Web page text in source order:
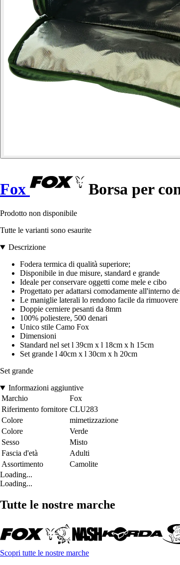
Fox Borsa per
Prodotto non disponibile
Tutte le varianti sono esaurite
Descrizione
Fodera termica di qualità superiore;
Disponibile in due misure, standard e grande
Ideale per conservare oggetti come mele e cibo
Progettato per adattarsi comodamente all'interno
Le maniglie laterali lo rendono facile da
Doppie cerniere pesanti da 8mm
100% poliestere, 500 denari
Unico stile Camo Fox
Dimensioni
Standard nel set l 39cm x l 18cm x h 15cm
Set grande l 40cm x l 30cm x h 20cm
Set grande
Informazioni aggiuntive
Marchio
Fox
Riferimento fornitore CLU283
Colore
mimetizzazione
Colore
Verde
Sesso
Misto
Fascia d'età
Adulti
Assortimento
Camolite
Loading...
Loading...
Tutte le nostre marche
Scopri tutte le nostre marche